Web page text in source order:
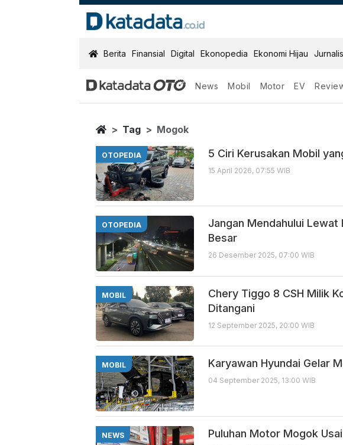
KatadataOTO
Berita Finansial Digital Ekonopedia Ekonomi Hijau
News Mobil Motor EV
Mogok
Berita Terbaru
Home
Tag Mogok
OTOPEDIA 5 Ciri Kerusakan Mobil
15 April 2026, 07:55 WIB
OTOPEDIA
Jangan Mendahului Lewat
Besar
26 Desember 2025, 07:00 WIB
MOBIL
Chery Tiggo 8 CSH Milik
Ditangani
12 September 2025, 20:00 WIB
MOBIL Karyawan Hyundai Gelar
04 September 2025, 13:00 WIB
NEWS Puluhan Motor Mogok